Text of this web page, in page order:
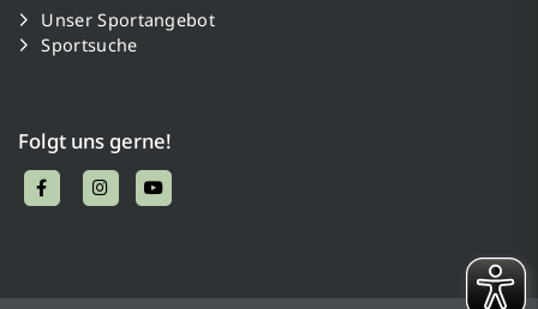
Unser Sportangebot
Sportsuche
Folgt uns gerne!